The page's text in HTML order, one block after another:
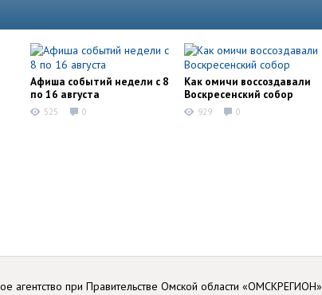
Афиша событий недели с 8
по 16 августа
525 0
Как омичи воссоздавали
Воскресенский собор
929 0
агентство при Правительстве Омской области «ОМСКРЕГИОН»